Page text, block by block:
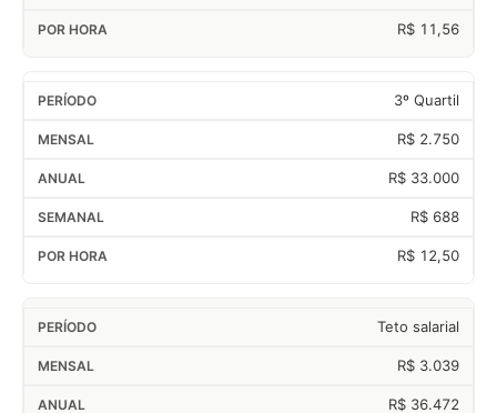
R$ 11,56
3º Quartil
R$ 2.750
R$ 33.000
R$ 688
R$ 12,50
Teto salarial
R$ 3.039
R$ 36.472